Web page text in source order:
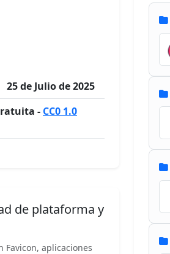
25 de Julio de 2025
- CC0 1.0
de plataforma y
Favicon, aplicaciones